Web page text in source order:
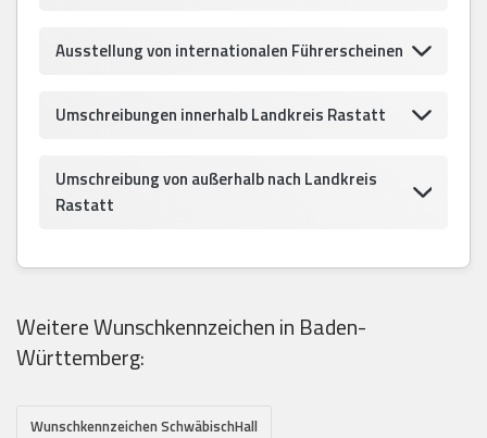
Ausstellung von internationalen Führerscheinen
Umschreibungen innerhalb Landkreis Rastatt
Umschreibung von außerhalb nach Landkreis
Rastatt
Weitere Wunschkennzeichen in Baden-
Württemberg:
Wunschkennzeichen SchwäbischHall